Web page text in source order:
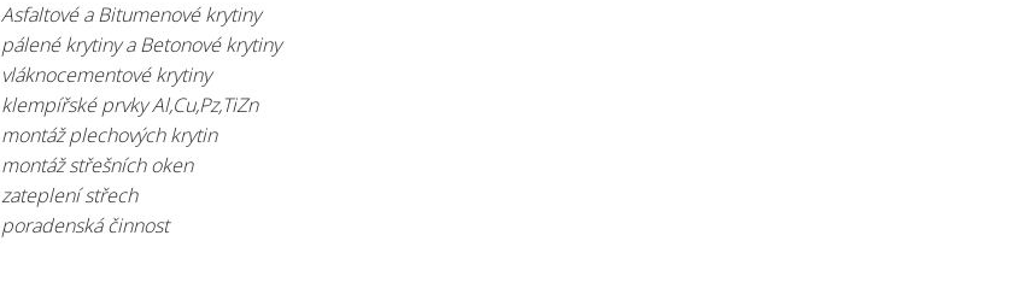
Asfaltové a Bitumenové krytiny
pálené krytiny a Betonové krytiny
vláknocementové krytiny
klempířské prvky Al,Cu,Pz,TiZn
montáž plechových krytin
montáž střešních oken
zateplení střech
poradenská činnost